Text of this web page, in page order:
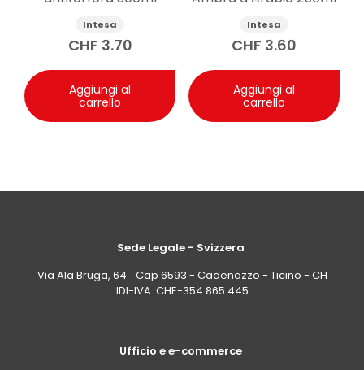
Intesa
CHF 3.70
Aggiungi al
carrello
Intesa
CHF 3.60
Aggiungi al
carrello
Sede Legale - Svizzera
Via Ala Brüga, 64 Cap 6593 - Cadenazzo - Ticino - CH
IDI-IVA: CHE-354.865.445
Ufficio e e-commerce